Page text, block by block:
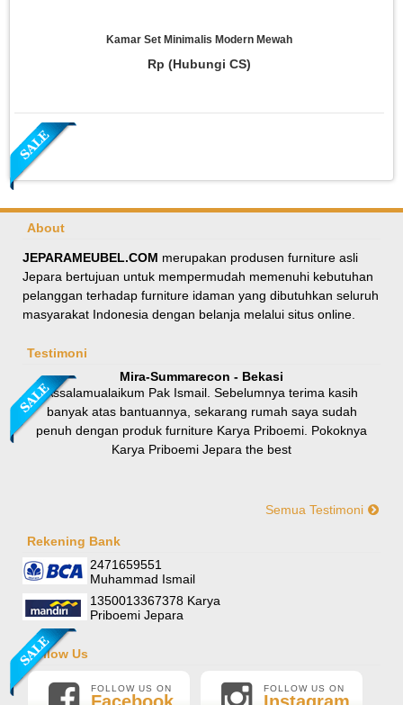
Kamar Set Minimalis Modern Mewah
Rp (Hubungi CS)
Meja Makan Oval Minimalis Kursi Silang
Rp 8.100.0009.000.000
Rp (Hubungi CS)
About
JEPARAMEUBEL.COM merupakan produsen furniture asli
Jepara bertujuan untuk mempermudah memenuhi kebutuhan
pelanggan terhadap furniture idaman yang dibutuhkan seluruh
masyarakat Indonesia dengan belanja melalui situs online.
Testimoni
Mira-Summarecon - Bekasi
Assalamualaikum Pak Ismail. Sebelumnya terima kasih
banyak atas bantuannya, sekarang rumah saya sudah
penuh dengan produk furniture Karya Priboemi. Pokoknya
Karya Priboemi Jepara the best
Hallo mas ismail, terima kasih banyak ya. Barang furniture
kasih banyak mas mail.
Semua Testimoni
Rekening Bank
2471659551
Muhammad Ismail
1350013367378 Karya
Priboemi Jepara
Follow Us
FOLLOW US ON FOLLOW US ON